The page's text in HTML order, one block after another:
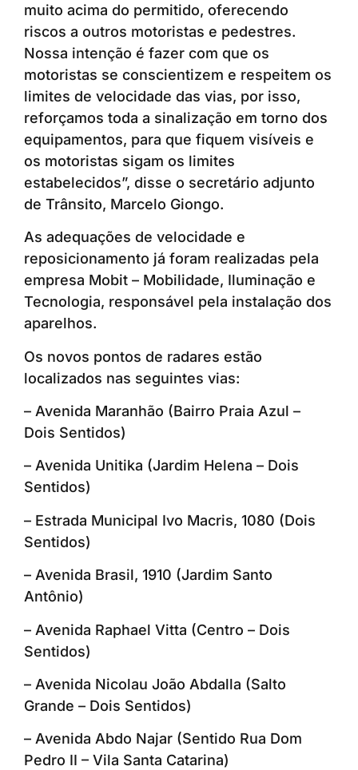
muito acima do permitido, oferecendo
riscos a outros motoristas e pedestres.
Nossa intenção é fazer com que os
motoristas se conscientizem e respeitem os
limites de velocidade das vias, por isso,
reforçamos toda a sinalização em torno dos
equipamentos, para que fiquem visíveis e
os motoristas sigam os limites
estabelecidos”, disse o secretário adjunto
de Trânsito, Marcelo Giongo.
As adequações de velocidade e
reposicionamento já foram realizadas pela
empresa Mobit – Mobilidade, Iluminação e
Tecnologia, responsável pela instalação dos
aparelhos.
Os novos pontos de radares estão
localizados nas seguintes vias:
– Avenida Maranhão (Bairro Praia Azul –
Dois Sentidos)
– Avenida Unitika (Jardim Helena – Dois
Sentidos)
– Estrada Municipal Ivo Macris, 1080 (Dois
Sentidos)
– Avenida Brasil, 1910 (Jardim Santo
Antônio)
– Avenida Raphael Vitta (Centro – Dois
Sentidos)
– Avenida Nicolau João Abdalla (Salto
Grande – Dois Sentidos)
– Avenida Abdo Najar (Sentido Rua Dom
Pedro II – Vila Santa Catarina)